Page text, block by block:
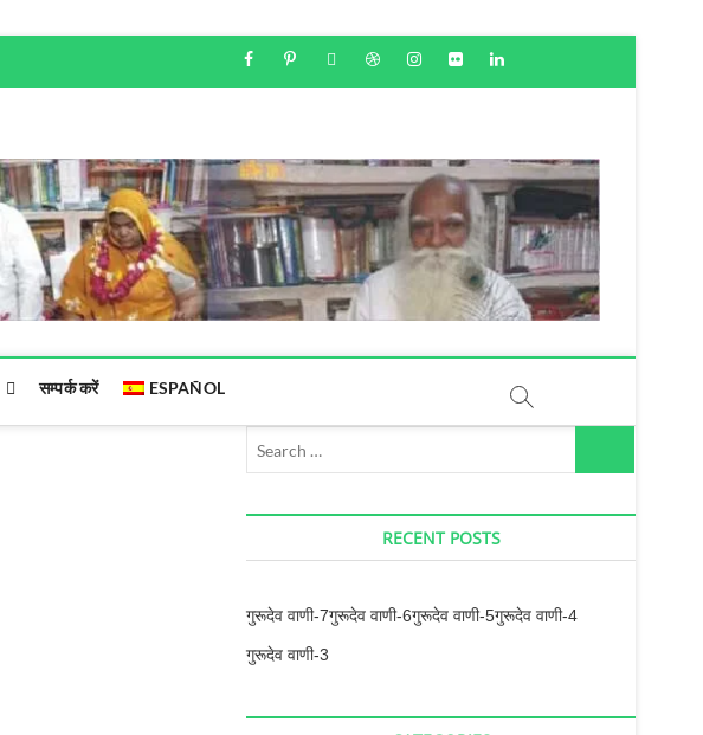
सम्पर्क करें ESPAÑOL
RECENT POSTS
गुरूदेव वाणी-7गुरूदेव वाणी-6गुरूदेव वाणी-5गुरूदेव वाणी-4
गुरूदेव वाणी-3